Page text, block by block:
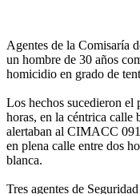
Agentes de la Comisaría
un hombre de 30 años
homicidio en grado de
Los hechos sucedieron el
horas, en la céntrica calle
alertaban al CIMACC
en plena calle entre dos
blanca.
Tres agentes de